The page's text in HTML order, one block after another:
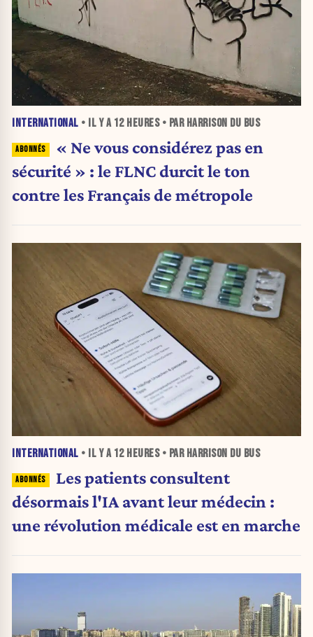
INTERNATIONAL • IL Y A 12 HEURES• PAR HARRISON DU BUS
« Ne vous considérez pas en
sécurité » : le FLNC durcit le ton
contre les Français de métropole
INTERNATIONAL • IL Y A 12 HEURES• PAR HARRISON DU BUS
Les patients consultent
désormais l'IA avant leur médecin :
une révolution médicale est en marche